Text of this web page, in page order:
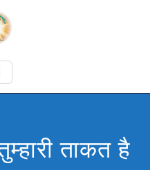
ताकत है